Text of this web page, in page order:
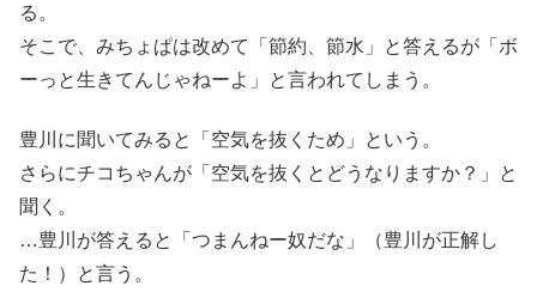
る。
そこで、みちょぱは改めて「節約、節水」と答えるが「ボ
ーっと生きてんじゃねーよ」と言われてしまう。
豊川に聞いてみると「空気を抜くため」という。
さらにチコちゃんが「空気を抜くとどうなりますか？」と
聞く。
…豊川が答えると「つまんねー奴だな」（豊川が正解し
た！）と言う。